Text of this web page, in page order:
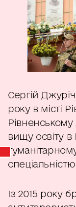
Сергій
року в місті
вищу освіту
Із 2015 року